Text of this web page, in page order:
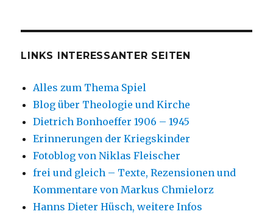
LINKS INTERESSANTER SEITEN
Alles zum Thema Spiel
Blog über Theologie und Kirche
Dietrich Bonhoeffer 1906 – 1945
Erinnerungen der Kriegskinder
Fotoblog von Niklas Fleischer
frei und gleich – Texte, Rezensionen und
Kommentare von Markus Chmielorz
Hanns Dieter Hüsch, weitere Infos